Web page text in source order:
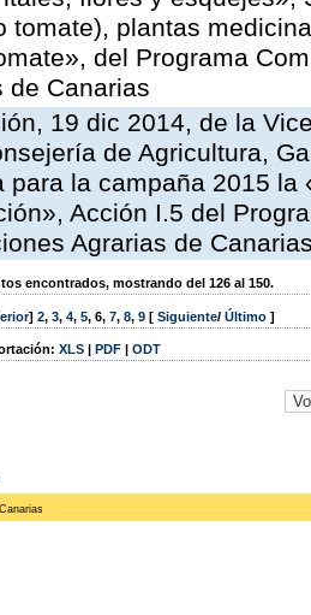
tomate), plantas
del Programa
de Canarias
19 dic 2014, de la
de Agricultura,
para la campaña 2015
Acción I.5 del
Agrarias de
encontrados, mostrando del 126 al 150.
] 2, 3, 4, 5, 6, 7, 8, 9 [ Siguiente/ Último ]
XLS | PDF | ODT